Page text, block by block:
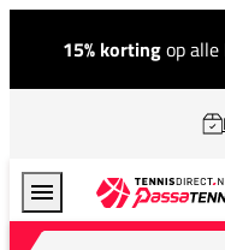
15% kortingop alle
Zoek naar...